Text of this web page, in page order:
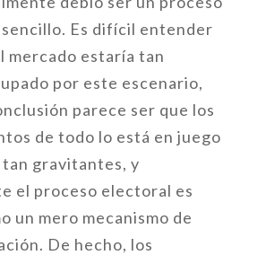
Es difícil entender
mercado estaría tan
por este escenario,
parece ser que los
de todo lo está en juego
tan gravitantes, y
el proceso electoral es
un mero mecanismo de
De hecho, los